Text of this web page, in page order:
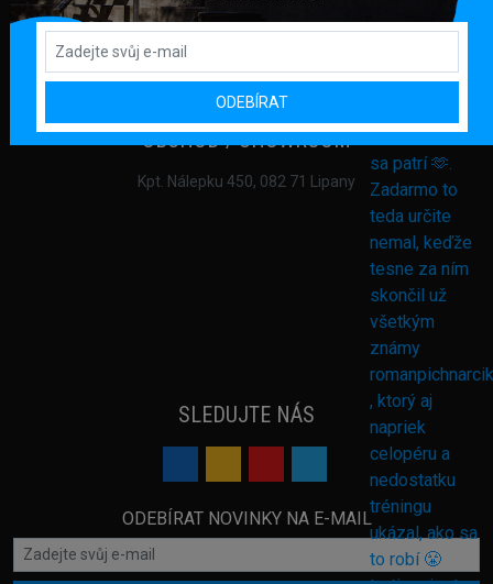
VRACENÍ ZBOŽÍ A REKLAMACE
OBCHODNÍ PODMÍNKY
KONTAKT
OBCHOD / SHOWROOM
Kpt. Nálepku 450, 082 71 Lipany
SLEDUJTE NÁS
ODEBÍRAT NOVINKY NA E-MAIL
ODEBÍRAT